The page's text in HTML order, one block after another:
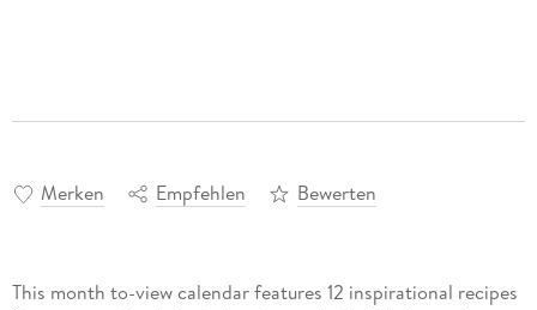
Merken Empfehlen Bewerten
This month to-view calendar features 12 inspirational recipes